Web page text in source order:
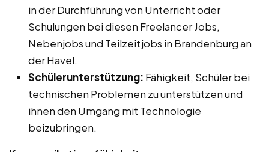
in der Durchführung von Unterricht oder
Schulungen bei diesen Freelancer Jobs,
Nebenjobs und Teilzeitjobs in Brandenburg an
der Havel.
Schülerunterstützung: Fähigkeit, Schüler bei
technischen Problemen zu unterstützen und
ihnen den Umgang mit Technologie
beizubringen.